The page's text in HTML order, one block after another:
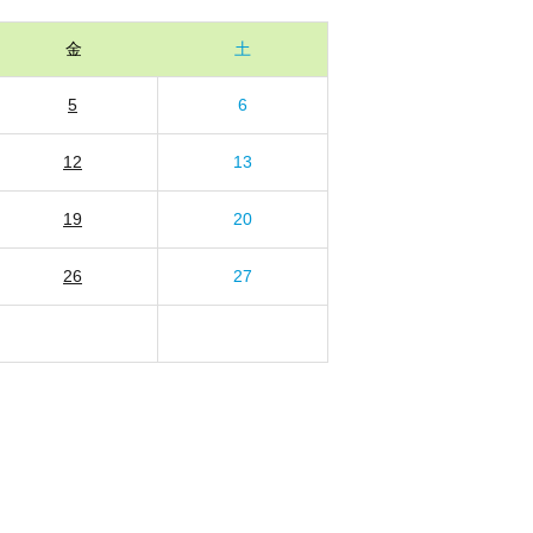
金 土
5 6
12 13
19 20
26 27